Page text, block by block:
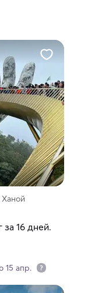
Ханой
за 16 дней.
15 апр.